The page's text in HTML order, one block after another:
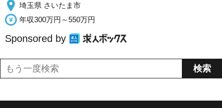
埼玉県 さいたま市
年収300万円～550万円
Sponsored by